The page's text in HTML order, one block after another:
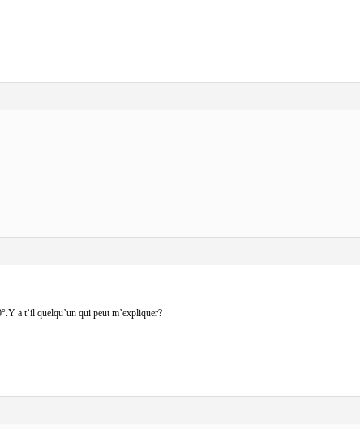
a t’il quelqu’un qui peut m’expliquer?